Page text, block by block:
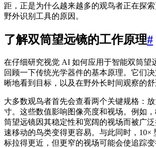
距，正是为什么越来越多的观鸟者正在探
野外识别工具的原因。
了解双筒望远镜的工作原理#
在仔细研究视觉 AI 如何应用于智能双筒望
回顾一下传统光学器件的基本原理。它们
晰地看到目标，以及在野外长时间观察的舒
大多数观鸟者首先会查看两个关键规格：
寸。这些数值影响图像亮度和视场。例如
筒望远镜因其稳定性和宽阔的视场而被广
速移动的鸟类变得更容易。与此同时，10×
标拉得更近，但更窄的视场可能会使追踪